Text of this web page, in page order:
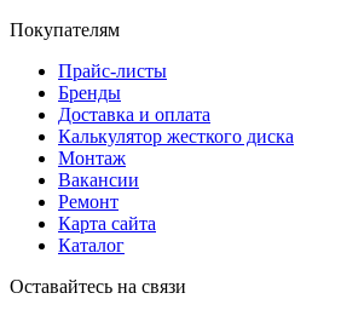
Покупателям
Прайс-листы
Бренды
Доставка и оплата
Калькулятор жесткого диска
Монтаж
Вакансии
Ремонт
Карта сайта
Каталог
Оставайтесь на связи